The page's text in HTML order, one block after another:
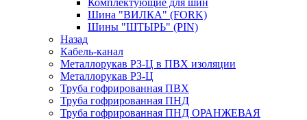
Шина "ВИЛКА" (FORK)
Шины "ШТЫРЬ" (PIN)
Назад
Кабель-канал
Металлорукав РЗ-Ц в ПВХ изоляции
Металлорукав РЗ-Ц
Труба гофрированная ПВХ
Труба гофрированная ПНД
Труба гофрированная ПНД ОРАНЖЕВАЯ